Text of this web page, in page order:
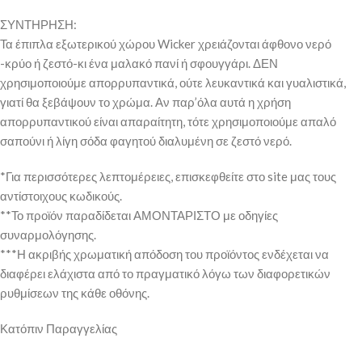
ΣΥΝΤΗΡΗΣΗ:
Τα έπιπλα εξωτερικού χώρου Wicker χρειάζονται άφθονο νερό
-κρύο ή ζεστό-κι ένα μαλακό πανί ή σφουγγάρι. ΔΕΝ
χρησιμοποιούμε απορρυπαντικά, ούτε λευκαντικά και γυαλιστικά,
γιατί θα ξεβάψουν το χρώμα. Αν παρ’όλα αυτά η χρήση
απορρυπαντικού είναι απαραίτητη, τότε χρησιμοποιούμε απαλό
σαπούνι ή λίγη σόδα φαγητού διαλυμένη σε ζεστό νερό.
*Για περισσότερες λεπτομέρειες, επισκεφθείτε στο site μας τους
αντίστοιχους κωδικούς.
**Το προϊόν παραδίδεται ΑΜΟΝΤΑΡΙΣΤΟ με οδηγίες
συναρμολόγησης.
***Η ακριβής χρωματική απόδοση του προϊόντος ενδέχεται να
διαφέρει ελάχιστα από το πραγματικό λόγω των διαφορετικών
ρυθμίσεων της κάθε οθόνης.
Κατόπιν Παραγγελίας